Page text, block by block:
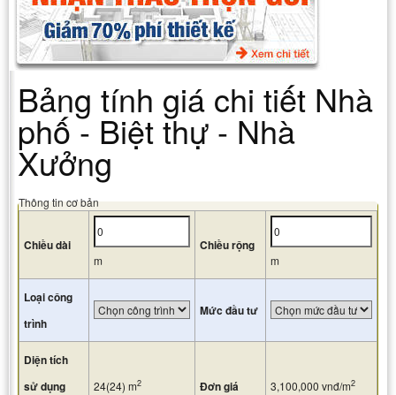
Bảng tính giá chi tiết Nhà
phố - Biệt thự - Nhà
Xưởng
Thông tin cơ bản
Chiều dài
m
Chiều rộng
m
Loại công
trình
Mức đầu tư
Diện tích
sử dụng
24(24) m2 Đơn giá 3,100,000 vnđ/m2